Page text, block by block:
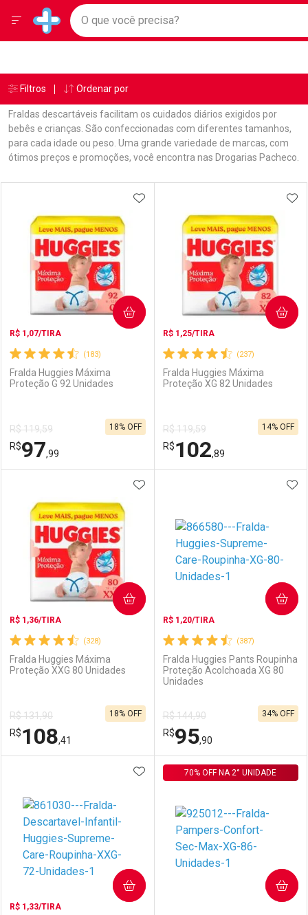
Drogarias Pacheco
Baixe nosso APP e aproveite Ofertas Exclusivas!
Ir direto para a home
pela página
Ir direto para o conteúdo
Ir direto para a busca
Ir direto para a ajuda
Ir direto para a notificações
Ir direto para o carrinho
Ir direto para o menu
Faça a sua busca
O que você precisa?
Menu
Breadcrumb
Drogarias Pacheco Fraldas
Fraldas descartáveis facilitam os cuidados diários exigidos por
bebês e crianças. São confeccionadas com diferentes tamanhos,
para cada idade ou peso. Uma grande variedade de marcas, com
ótimos preços e promoções, você encontra nas Drogarias Pacheco.
Linkagens Internas em Destaque
Promoções em Destaque
(183)
R$ 1,07/TIRA
Fralda Huggies Máxima
Proteção G 92 Unidades
R$ 119,59
R$97,99
18% OFF
ADICIONAR AOS FAVORITOS
COMPRAR
Laboratório
Comprar sem Desconto
Por R$ 97,99/cada
Por Menos
Comprar sem Desconto
Por R$ 97,99/cada
(237)
R$ 1,25/TIRA
Fralda Huggies Máxima
Proteção XG 82 Unidades
R$ 119,59
R$102,89
14% OFF
COMPRAR
Laboratório
Comprar sem Desconto
Por R$ 102,89/cada
Por Menos
Comprar sem Desconto
Por R$ 102,89/cada
(328)
R$ 1,36/TIRA
Fralda Huggies Máxima
Proteção XXG 80 Unidades
R$ 131,90
R$108,41
18% OFF
ADICIONAR AOS FAVORITOS
COMPRAR
FECHAR
Laboratório
FECHAR
Por Menos
(387)
R$ 1,20/TIRA
Fralda Huggies Pants Roupinha
Proteção Acolchoada XG 80
Unidades
R$ 144,90
R$95,90
34% OFF
COMPRAR
Laboratório
Por Menos
R$ 1,33/TIRA
ADICIONAR AOS FAVORITOS
COMPRAR
70% OFF NA 2° UNIDADE
COMPRAR
Âncoras
Filtros Ordenar por